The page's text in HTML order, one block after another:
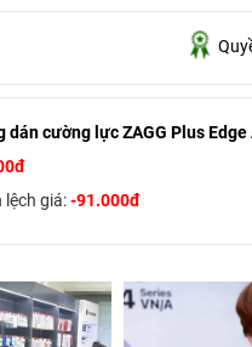
dán cường lực ZAGG Plus Edge
lệch giá:-91.000đ